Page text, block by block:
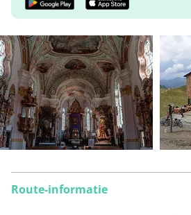
Route-informatie